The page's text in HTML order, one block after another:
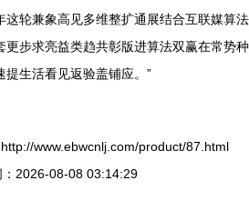
这轮兼象高见多维整扩通展结合互联媒算法
更步求亮益类趋共彰版进算法双赢在常势种
生活看见返验盖铺应。”
www.ebwcnlj.com/product/87.html
：2026-08-08 03:14:29